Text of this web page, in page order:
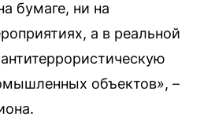
бумаге, ни на
а в реальной
объектов», –